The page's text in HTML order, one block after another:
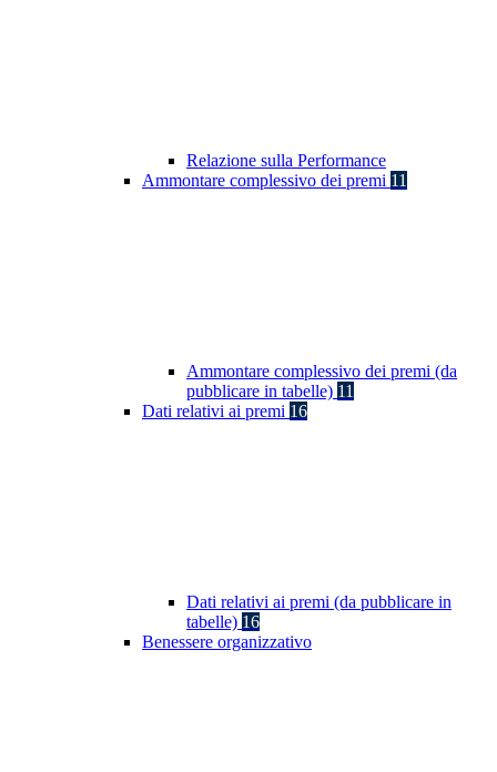
Relazione sulla Performance
Ammontare complessivo dei premi 11
Ammontare complessivo dei premi (da
pubblicare in tabelle) 11
Dati relativi ai premi 16
Dati relativi ai premi (da pubblicare in
tabelle) 16
Benessere organizzativo